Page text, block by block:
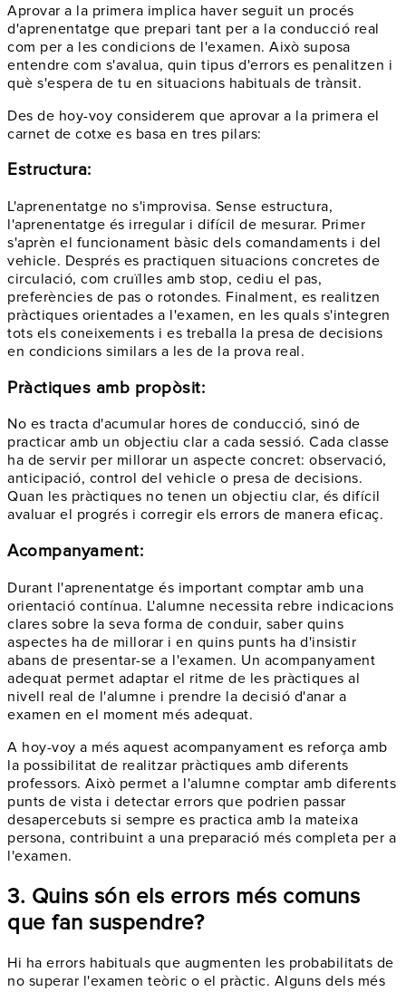
Aprovar a la primera implica haver seguit un procés
d'aprenentatge que prepari tant per a la conducció real
com per a les condicions de l'examen. Això suposa
entendre com s'avalua, quin tipus d'errors es penalitzen i
què s'espera de tu en situacions habituals de trànsit.
Des de hoy-voy considerem que aprovar a la primera el
carnet de cotxe es basa en tres pilars:
Estructura:
L'aprenentatge no s'improvisa. Sense estructura,
l'aprenentatge és irregular i difícil de mesurar. Primer
s'aprèn el funcionament bàsic dels comandaments i del
vehicle. Després es practiquen situacions concretes de
circulació, com cruïlles amb stop, cediu el pas,
preferències de pas o rotondes. Finalment, es realitzen
pràctiques orientades a l'examen, en les quals s'integren
tots els coneixements i es treballa la presa de decisions
en condicions similars a les de la prova real.
Pràctiques amb propòsit:
No es tracta d'acumular hores de conducció, sinó de
practicar amb un objectiu clar a cada sessió. Cada classe
ha de servir per millorar un aspecte concret: observació,
anticipació, control del vehicle o presa de decisions.
Quan les pràctiques no tenen un objectiu clar, és difícil
avaluar el progrés i corregir els errors de manera eficaç.
Acompanyament:
Durant l'aprenentatge és important comptar amb una
orientació contínua. L'alumne necessita rebre indicacions
clares sobre la seva forma de conduir, saber quins
aspectes ha de millorar i en quins punts ha d'insistir
abans de presentar-se a l'examen. Un acompanyament
adequat permet adaptar el ritme de les pràctiques al
nivell real de l'alumne i prendre la decisió d'anar a
examen en el moment més adequat.
A hoy-voy a més aquest acompanyament es reforça amb
la possibilitat de realitzar pràctiques amb diferents
professors. Això permet a l'alumne comptar amb diferents
punts de vista i detectar errors que podrien passar
desapercebuts si sempre es practica amb la mateixa
persona, contribuint a una preparació més completa per a
l'examen.
3. Quins són els errors més comuns
que fan suspendre?
Hi ha errors habituals que augmenten les probabilitats de
no superar l'examen teòric o el pràctic. Alguns dels més